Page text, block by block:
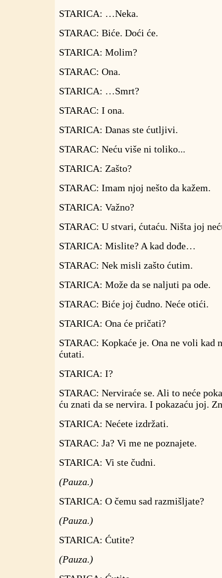
STARICA: …Neka.
STARAC: Biće. Doći će.
STARICA: Molim?
STARAC: Ona.
STARICA: …Smrt?
STARAC: I ona.
STARICA: Danas ste ćutljivi.
STARAC: Neću više ni toliko...
STARICA: Zašto?
STARAC: Imam njoj nešto da kažem.
STARICA: Važno?
STARAC: U stvari, ćutaću. Ništa joj
STARICA: Mislite? A kad dođe…
STARAC: Nek misli zašto ćutim.
STARICA: Može da se naljuti pa ode.
STARAC: Biće joj čudno. Neće otići.
STARICA: Ona će pričati?
STARAC: Kopkaće je. Ona ne voli kad
ćutati.
STARICA: I?
STARAC: Nerviraće se. Ali to neće
ću znati da se nervira. I pokazaću joj.
STARICA: Nećete izdržati.
STARAC: Ja? Vi me ne poznajete.
STARICA: Vi ste čudni.
(Pauza.)
STARICA: O čemu sad razmišljate?
(Pauza.)
STARICA: Ćutite?
(Pauza.)